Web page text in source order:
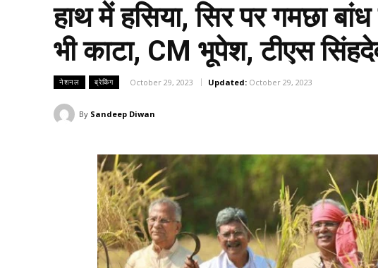
हाथ में हसिया, सिर पर गमछा
भी काटा, CM भूपेश, टीएस
नेशनल ब्रेकिंग October 29, 2023 Updated: October 29, 2023
By Sandeep Diwan